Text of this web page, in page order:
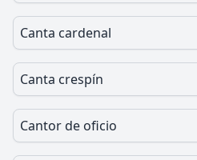
Canta cardenal
Canta crespín
Cantor de oficio